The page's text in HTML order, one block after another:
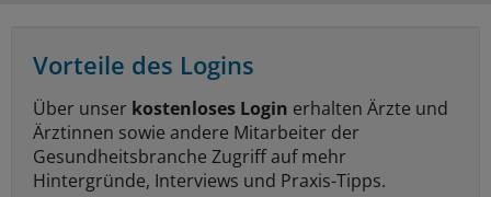
Vorteile des Logins
Über unser kostenloses Login erhalten Ärzte und
Ärztinnen sowie andere Mitarbeiter der
Gesundheitsbranche Zugriff auf mehr
Hintergründe, Interviews und Praxis-Tipps.